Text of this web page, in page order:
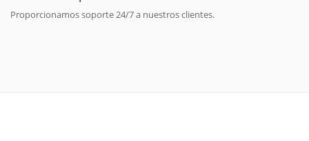
Proporcionamos soporte 24/7 a nuestros clientes.